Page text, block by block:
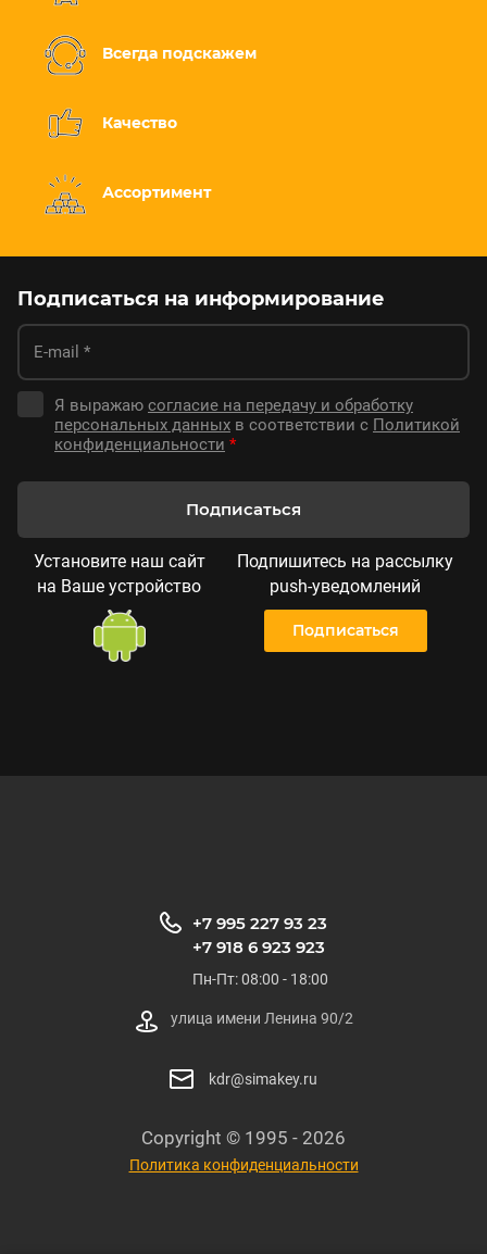
Всегда подскажем
Качество
Ассортимент
Подписаться на информирование
Я выражаю согласие на передачу и обработку
персональных данных в соответствии с Политикой
конфиденциальности *
Подписаться
Установите наш сайт
на Ваше устройство
Подпишитесь на рассылку
push-уведомлений
Подписаться
Copyright © 1995 - 2026
Политика конфиденциальности
+7 995 227 93 23
+7 918 6 923 923
Пн-Пт: 08:00 - 18:00
улица имени Ленина 90/2
kdr@simakey.ru